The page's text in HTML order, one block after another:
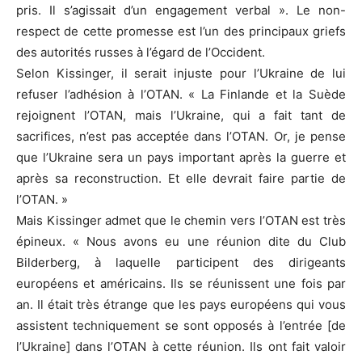
pris. Il s’agissait d’un engagement verbal ». Le non-
respect de cette promesse est l’un des principaux griefs
des autorités russes à l’égard de l’Occident.
Selon Kissinger, il serait injuste pour l’Ukraine de lui
refuser l’adhésion à l’OTAN. « La Finlande et la Suède
rejoignent l’OTAN, mais l’Ukraine, qui a fait tant de
sacrifices, n’est pas acceptée dans l’OTAN. Or, je pense
que l’Ukraine sera un pays important après la guerre et
après sa reconstruction. Et elle devrait faire partie de
l’OTAN. »
Mais Kissinger admet que le chemin vers l’OTAN est très
épineux. « Nous avons eu une réunion dite du Club
Bilderberg, à laquelle participent des dirigeants
européens et américains. Ils se réunissent une fois par
an. Il était très étrange que les pays européens qui vous
assistent techniquement se sont opposés à l’entrée [de
l’Ukraine] dans l’OTAN à cette réunion. Ils ont fait valoir